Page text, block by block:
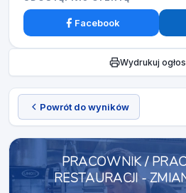
Powrót do wyników
PRACOWNIK /
RESTAURACJI -
Facebook
Wydrukuj